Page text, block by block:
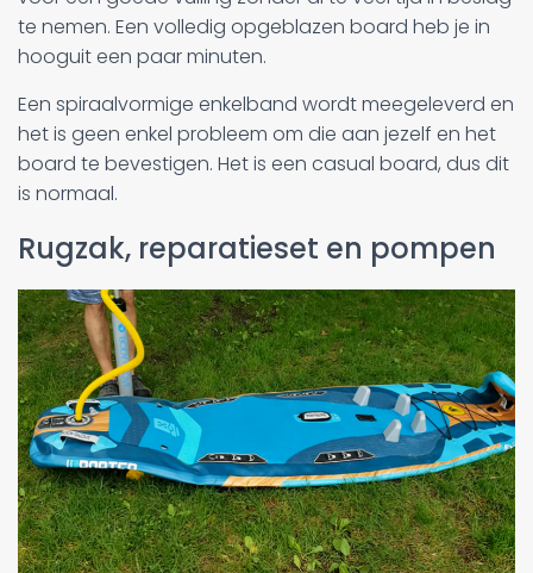
te nemen. Een volledig opgeblazen board heb je in
hooguit een paar minuten.
Een spiraalvormige enkelband wordt meegeleverd en
het is geen enkel probleem om die aan jezelf en het
board te bevestigen. Het is een casual board, dus dit
is normaal.
Rugzak, reparatieset en pompen